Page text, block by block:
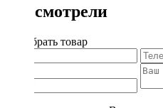
Вы смотрели
Подобрать товар